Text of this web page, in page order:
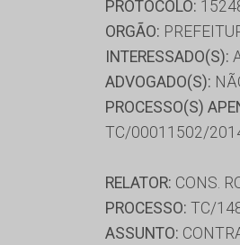
PROTOCOLO:
ORGÃO:
INTERESSADO(S):
ADVOGADO(S):
PROCESSO(S)
TC/00011502/
RELATOR: CONS.
PROCESSO: TC/
ASSUNTO: